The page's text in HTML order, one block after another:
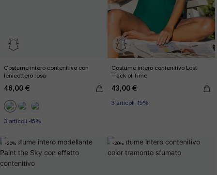
Costume intero contenitivo con
fenicottero rosa
46,00 €
3 articoli -15%
Costume intero contenitivo Lost
Track of Time
43,00 €
3 articoli -15%
-20% -20%